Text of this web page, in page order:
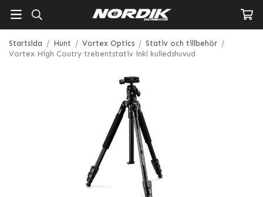
Startsida / Hunt / Vortex Optics / Stativ och tillbehör /
Vortex High Coutry trebentstativ inkl kulledshuvud